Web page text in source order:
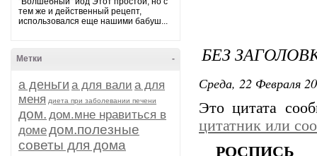
тем же и действенный рецепт,
использовался еще нашими бабуш...
-
Метки
а деньги а для вали а для
меня диета при заболевании печени
дом. дом.мне нравиться в
домедом.полезные
советы для дома
БЕЗ
Среда, 22 Февраля
Это цитата
цитатник или
РОСПИСЬ